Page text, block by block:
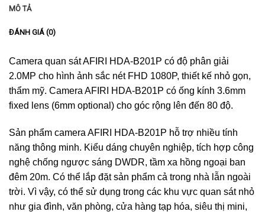
MÔ TẢ
ĐÁNH GIÁ (0)
Camera quan sát AFIRI HDA-B201P có độ phân giải
2.0MP cho hình ảnh sắc nét FHD 1080P, thiết kế nhỏ gọn,
thẩm mỹ. Camera AFIRI HDA-B201P có ống kính 3.6mm
fixed lens (6mm optional) cho góc rộng lên đến 80 độ.
Sản phẩm camera AFIRI HDA-B201P hỗ trợ nhiều tính
năng thông minh. Kiểu dáng chuyên nghiệp, tích hợp công
nghệ chống ngược sáng DWDR, tầm xa hồng ngoại ban
đêm 20m. Có thể lắp đặt sản phẩm cả trong nhà lẫn ngoài
trời. Vì vậy, có thể sử dụng trong các khu vực quan sát nhỏ
như gia đình, văn phòng, cửa hàng tạp hóa, siêu thị mini,